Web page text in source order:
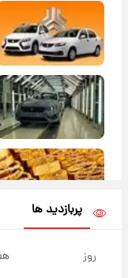
پربازدید ها
روز